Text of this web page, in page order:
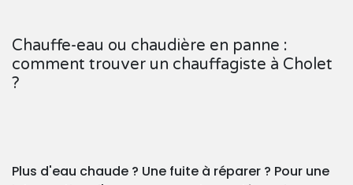
Chauffe-eau ou chaudière en panne :
comment trouver un chauffagiste à Cholet
?
Plus d'eau chaude ? Une fuite à réparer ? Pour une